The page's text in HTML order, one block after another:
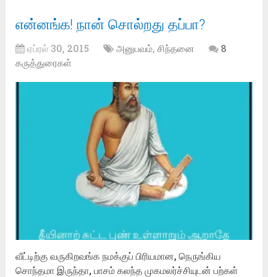
என்னங்க! நான் சொல்றது தப்பா?
ஏப்ரல் 30, 2015 அனுபவம்,சிந்தனை
8
கருத்துரைகள்
வீட்டிற்கு வருகிறவங்க நமக்குப் பிரியமான, நெருங்கிய
சொந்தமா இருந்தா, பாசம் கலந்த முகமலர்ச்சியுடன் பற்கள்